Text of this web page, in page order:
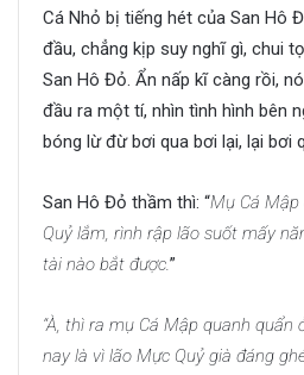
Cá Nhỏ bị tiếng hét của San Hô
đầu, chẳng kịp suy nghĩ gì, chui
San Hô Đỏ. Ẩn nấp kĩ càng rồi,
đầu ra một tí, nhìn tình hình bên
bóng lừ đừ bơi qua bơi lại, lại bơi
San Hô Đỏ thầm thì: “Mụ Cá
Quỷ lắm, rình rập lão suốt mấy
tài nào bắt được.”
“À, thì ra mụ Cá Mập quanh quẩn
nay là vì lão Mực Quỷ già đáng